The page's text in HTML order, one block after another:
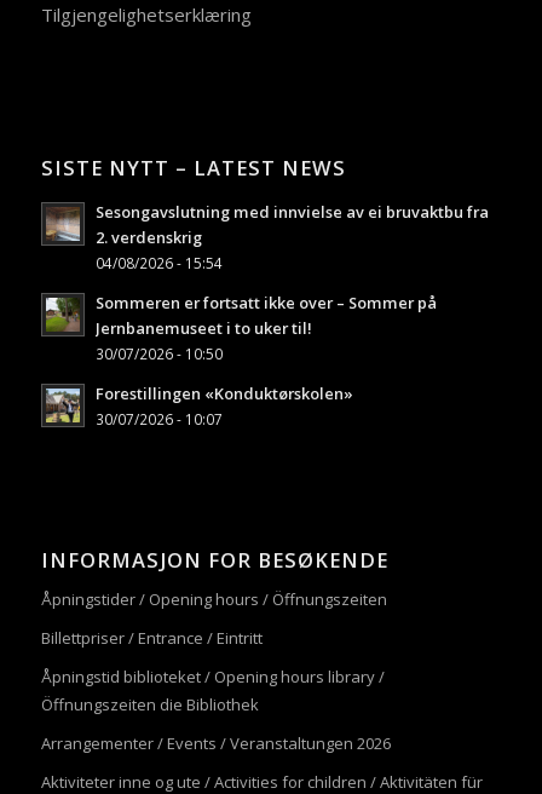
Tilgjengelighetserklæring
SISTE NYTT – LATEST NEWS
Sesongavslutning med innvielse av ei bruvaktbu fra
2. verdenskrig
04/08/2026 - 15:54
Sommeren er fortsatt ikke over – Sommer på
Jernbanemuseet i to uker til!
30/07/2026 - 10:50
Forestillingen «Konduktørskolen»
30/07/2026 - 10:07
INFORMASJON FOR BESØKENDE
Åpningstider / Opening hours / Öffnungszeiten
Billettpriser / Entrance / Eintritt
Åpningstid biblioteket / Opening hours library /
Öffnungszeiten die Bibliothek
Arrangementer / Events / Veranstaltungen 2026
Aktiviteter inne og ute / Activities for children / Aktivitäten für